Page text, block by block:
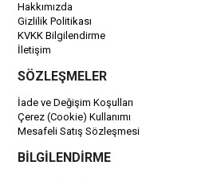
Hakkımızda
Gizlilik Politikası
KVKK Bilgilendirme
İletişim
SÖZLEŞMELER
İade ve Değişim Koşulları
Çerez (Cookie) Kullanımı
Mesafeli Satış Sözleşmesi
BİLGİLENDİRME